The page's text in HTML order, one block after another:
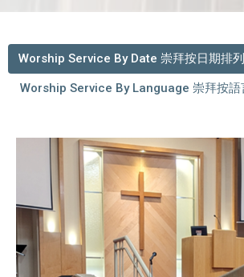
Worship Service By Date 崇拜按日期排列
Worship Service By Language 崇拜按語